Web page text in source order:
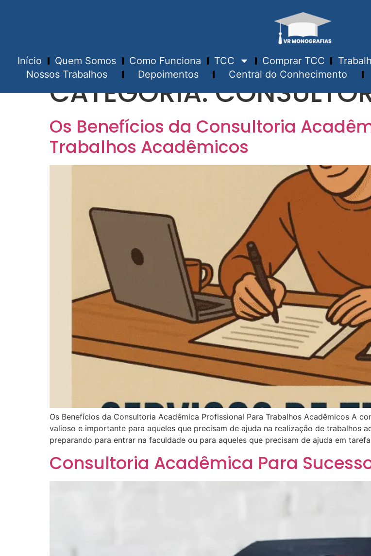
Início Quem Somos Como Funciona TCC Comprar TCC
Nossos Trabalhos
Depoimentos Central do Conhecimento
CATEGORIA:
Os Benefícios da Consultoria
Trabalhos Acadêmicos
Os Benefícios da Consultoria Acadêmica Profissional Para Trabalhos Acadêmicos A
valioso e importante para aqueles que precisam de ajuda na realização de trabalhos
preparando para entrar na faculdade ou para aqueles que precisam de ajuda em
Consultoria Acadêmica Para